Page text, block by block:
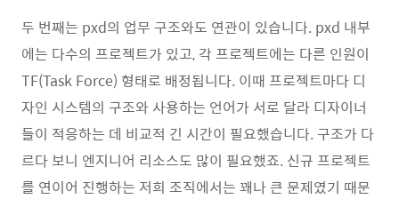
두 번째는 pxd의 업무 구조와도 연관이 있습니다. pxd 내부
에는 다수의 프로젝트가 있고, 각 프로젝트에는 다른 인원이
TF(Task Force) 형태로 배정됩니다. 이때 프로젝트마다 디
자인 시스템의 구조와 사용하는 언어가 서로 달라 디자이너
들이 적응하는 데 비교적 긴 시간이 필요했습니다. 구조가 다
르다 보니 엔지니어 리소스도 많이 필요했죠. 신규 프로젝트
를 연이어 진행하는 저희 조직에서는 꽤나 큰 문제였기 때문